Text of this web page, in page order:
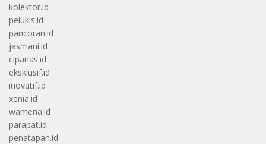
kolektor.id
pelukis.id
pancoran.id
jasmani.id
cipanas.id
eksklusif.id
inovatif.id
xenia.id
wamena.id
parapat.id
penatapan.id